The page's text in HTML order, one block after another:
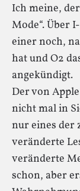
Ich meine,
Mode“. Über
einer noch,
hat und O2
angekündigt.
Der von
nicht mal in
nur eines der
veränderte
veränderte
schon, aber